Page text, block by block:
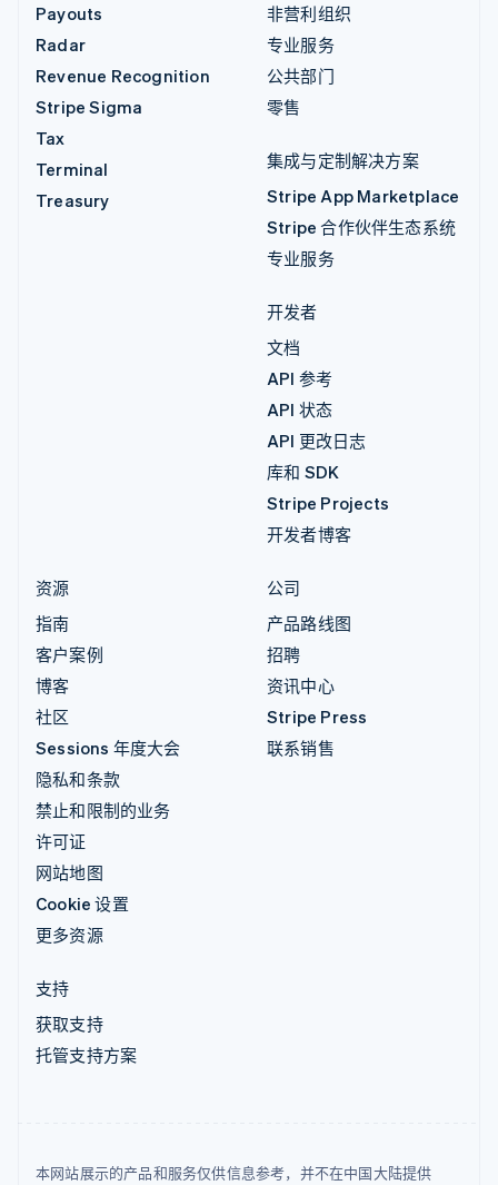
Payouts
Radar
Revenue Recognition
Stripe Sigma
Tax
Terminal
Treasury
非营利组织
专业服务
公共部门
零售
集成与定制解决方案
Stripe App Marketplace
Stripe 合作伙伴生态系统
专业服务
开发者
文档
API 参考
API 状态
API 更改日志
库和 SDK
Stripe Projects
开发者博客
资源
指南
客户案例
博客
社区
Sessions 年度大会
隐私和条款
禁止和限制的业务
许可证
网站地图
Cookie 设置
更多资源
公司
产品路线图
招聘
资讯中心
Stripe Press
联系销售
支持
获取支持
托管支持方案
本网站展示的产品和服务仅供信息参考，并不在中国大陆提供